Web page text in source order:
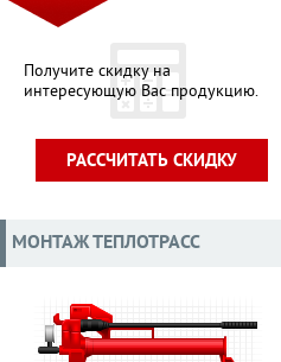
Получите скидку на
интересующую Вас продукцию.
РАССЧИТАТЬ СКИДКУ
МОНТАЖ ТЕПЛОТРАСС